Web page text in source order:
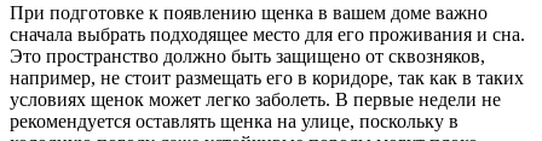
При подготовке к появлению щенка в вашем доме важно
сначала выбрать подходящее место для его проживания и сна.
Это пространство должно быть защищено от сквозняков,
например, не стоит размещать его в коридоре, так как в таких
условиях щенок может легко заболеть. В первые недели не
рекомендуется оставлять щенка на улице, поскольку в